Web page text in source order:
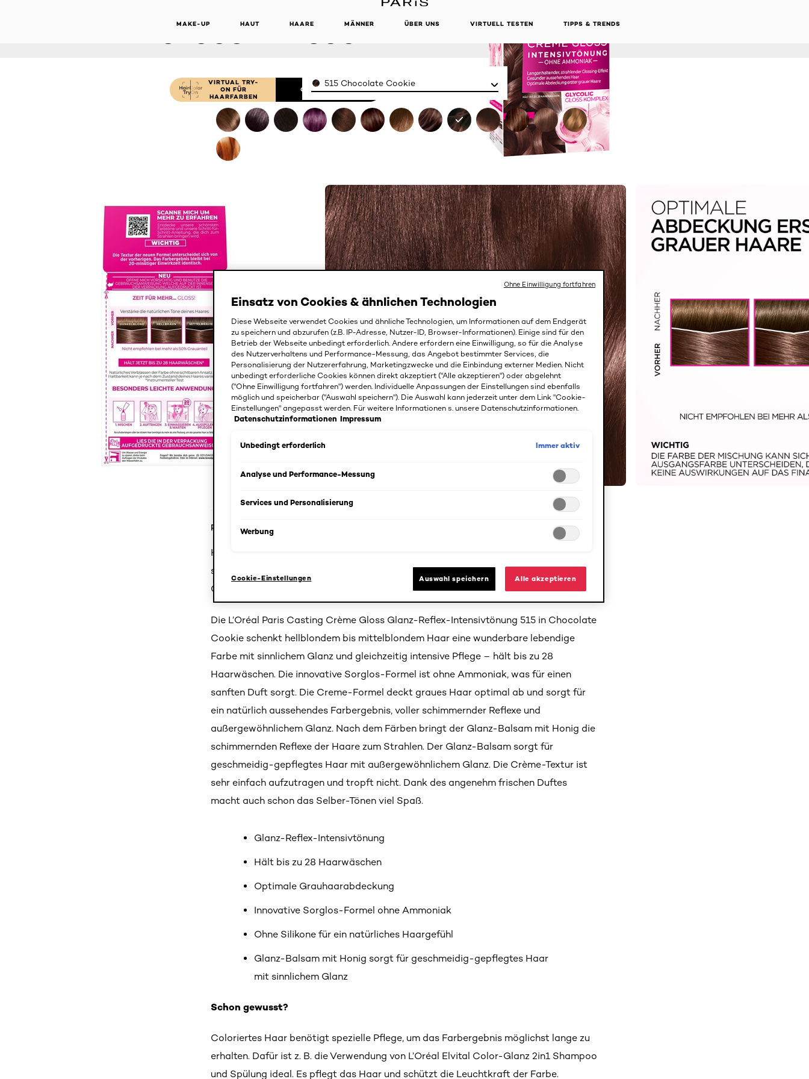
MAKE-UP HAUT HAARE MÄNNER ÜBER UNS VIRTUELL TESTEN TIPPS & TRENDS
INTENSIVTÖNUNG 515
CHOCOLATE COOKIE
VIRTUAL TRY-
ON FÜR
HAARFARBEN
ONLINE KAUFEN
Color515 Chocolate Cookie
NEXT CARD
Produktdetails
Haare färben mit der neuen pflegenden Intensivtönung ohne Ammoniak für
schimmernde Reflexe und 3x mehr Glanz. Entdecke jetzt die Haarfarbe 515 Chocolate
Cookie aus der aktuellen Casting Crème Gloss Kollektion.
Die L’Oréal Paris Casting Crème Gloss Glanz-Reflex-Intensivtönung 515 in Chocolate
Cookie schenkt hellblondem bis mittelblondem Haar eine wunderbare lebendige
Farbe mit sinnlichem Glanz und gleichzeitig intensive Pflege – hält bis zu 28
Haarwäschen. Die innovative Sorglos-Formel ist ohne Ammoniak, was für einen
sanften Duft sorgt. Die Creme-Formel deckt graues Haar optimal ab und sorgt für
ein natürlich aussehendes Farbergebnis, voller schimmernder Reflexe und
außergewöhnlichem Glanz. Nach dem Färben bringt der Glanz-Balsam mit Honig die
schimmernden Reflexe der Haare zum Strahlen. Der Glanz-Balsam sorgt für
geschmeidig-gepflegtes Haar mit außergewöhnlichem Glanz. Die Crème-Textur ist
sehr einfach aufzutragen und tropft nicht. Dank des angenehm frischen Duftes
macht auch schon das Selber-Tönen viel Spaß.
Glanz-Reflex-Intensivtönung
Hält bis zu 28 Haarwäschen
Optimale Grauhaarabdeckung
Innovative Sorglos-Formel ohne Ammoniak
Ohne Silikone für ein natürliches Haargefühl
Glanz-Balsam mit Honig sorgt für geschmeidig-gepflegtes Haar
mit sinnlichem Glanz
Schon gewusst?
Coloriertes Haar benötigt spezielle Pflege, um das Farbergebnis möglichst lange zu
erhalten. Dafür ist z. B. die Verwendung von L’Oréal Elvital Color-Glanz 2in1 Shampoo
und Spülung ideal. Es pflegt das Haar und schützt die Leuchtkraft der Farbe.
Einsatz von Cookies & ähnlichen Technologien
Diese Webseite verwendet Cookies und ähnliche Technologien, um Informationen auf dem Endgerät
zu speichern und abzurufen (z.B. IP-Adresse, Nutzer-ID, Browser-Informationen). Einige sind für den
Betrieb der Webseite unbedingt erforderlich. Andere erfordern eine Einwilligung, so für die Analyse
des Nutzerverhaltens und Performance-Messung, das Angebot bestimmter Services, die
Personalisierung der Nutzererfahrung, Marketingzwecke und die Einbindung externer Medien. Nicht
unbedingt erforderliche Cookies können direkt akzeptiert ("Alle akzeptieren") oder abgelehnt
("Ohne Einwilligung fortfahren") werden. Individuelle Anpassungen der Einstellungen sind ebenfalls
möglich und speicherbar ("Auswahl speichern"). Die Auswahl kann jederzeit unter dem Link "Cookie-
Einstellungen" angepasst werden. Für weitere Informationen s. unsere Datenschutzinformationen.
Datenschutzinformationen Impressum
Unbedingt erforderlich Immer aktiv
Analyse und Performance-Messung
Services und Personalisierung
Werbung
Cookie-Einstellungen Auswahl speichern Alle akzeptieren
Ohne Einwilligung fortfahren